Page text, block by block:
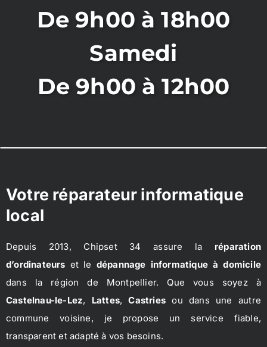
De 9h00 à 18h00
Samedi
De 9h00 à 12h00
Votre réparateur informatique
local
Depuis 2013, Chipset 34 assure la réparation
d’ordinateurs et le dépannage informatique à domicile
dans la région de Montpellier. Que vous soyez à
Castelnau-le-Lez, Lattes,Castries ou dans une autre
commune voisine, je propose un service fiable,
transparent et adapté à vos besoins.